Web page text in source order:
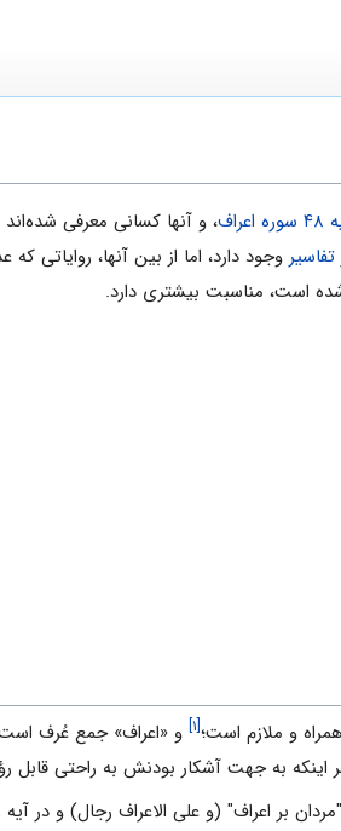
، و آنها کسانی‌ معرفی
تفاسیر وجود دارد، اما از بین آنها، روایاتی که
است، مناسبت بیشتری دارد.
و ملازم است؛[۱]
و «اعراف» جمع عُرف
به جهت آشکار بودنش به راحتى